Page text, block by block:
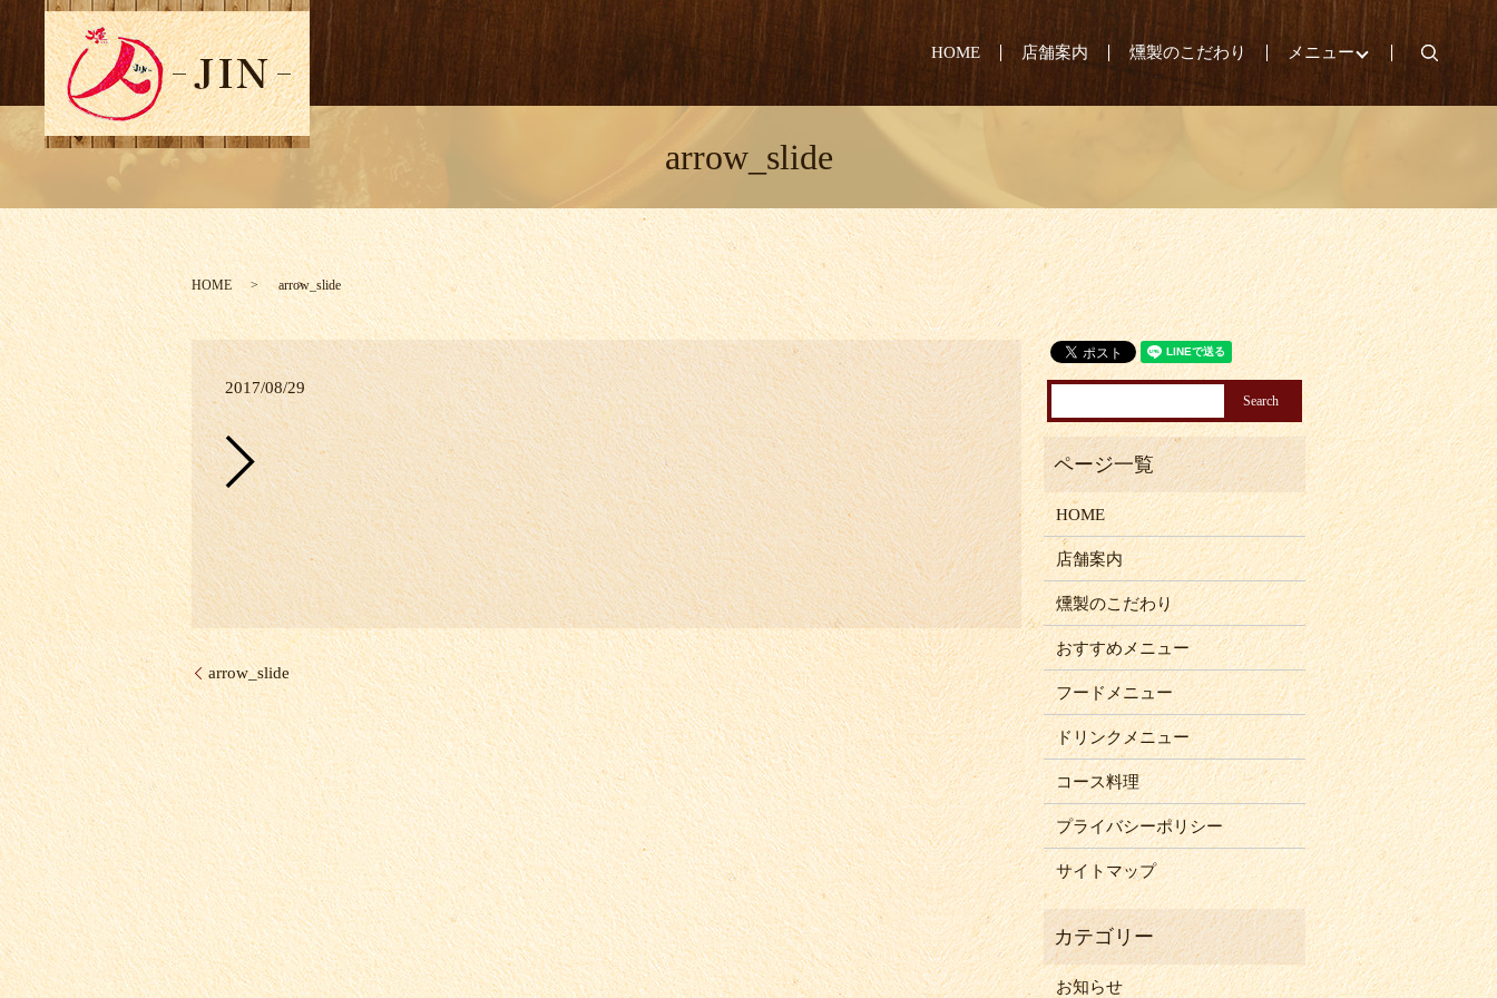
HOME 店舗案内 燻製のこだわり メニュー
arrow_slide
HOME arrow_slide
2017/08/29
arrow_slide
HOME
店舗案内
燻製のこだわり
おすすめメニュー
フードメニュー
ドリンクメニュー
コース料理
プライバシーポリシー
サイトマップ
お知らせ